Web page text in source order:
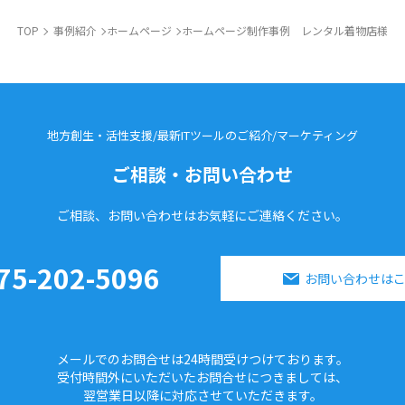
TOP 事例紹介 ホームページ ホームページ制作事例 レンタル着物店様
地方創生・活性支援/最新ITツールのご紹介/マーケティング
ご相談・お問い合わせ
ご相談、お問い合わせはお気軽にご連絡ください。
202-5096 お問い合わせは
メールでのお問合せは24時間受けつけております。
受付時間外にいただいたお問合せにつきましては、
翌営業日以降に対応させていただきます。